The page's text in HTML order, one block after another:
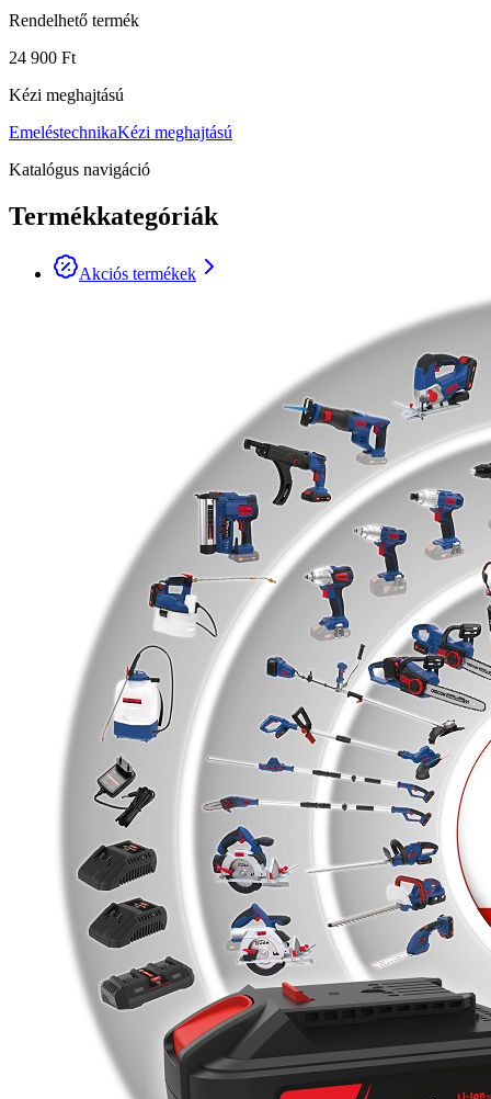
Rendelhető termék
24 900 Ft
Kézi meghajtású
EmeléstechnikaKézi meghajtású
Katalógus navigáció
Termékkategóriák
Akciós termékek